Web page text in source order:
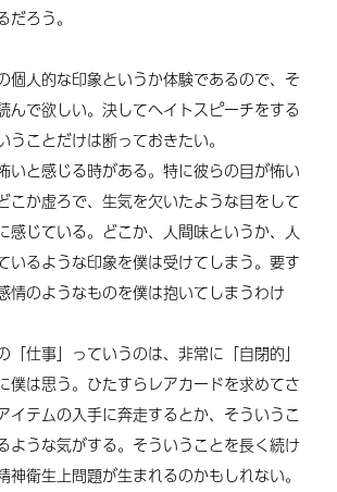
ろう。
個人的な印象というか体験であるので、そ
んで欲しい。決してヘイトスピーチをする
うことだけは断っておきたい。
いと感じる時がある。特に彼らの目が怖い
こか虚ろで、生気を欠いたような目をして
感じている。どこか、人間味というか、人
いるような印象を僕は受けてしまう。要す
情のようなものを僕は抱いてしまうわけ
仕事」っていうのは、非常に「自閉的」
僕は思う。ひたすらレアカードを求めてさ
イテムの入手に奔走するとか、そういうこ
ような気がする。そういうことを長く続け
神衛生上問題が生まれるのかもしれない。